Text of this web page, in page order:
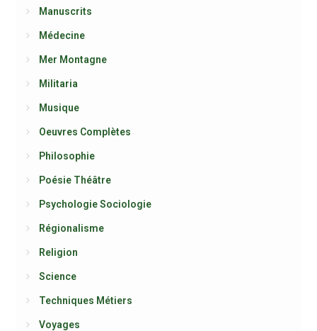
Manuscrits
Médecine
Mer Montagne
Militaria
Musique
Oeuvres Complètes
Philosophie
Poésie Théâtre
Psychologie Sociologie
Régionalisme
Religion
Science
Techniques Métiers
Voyages